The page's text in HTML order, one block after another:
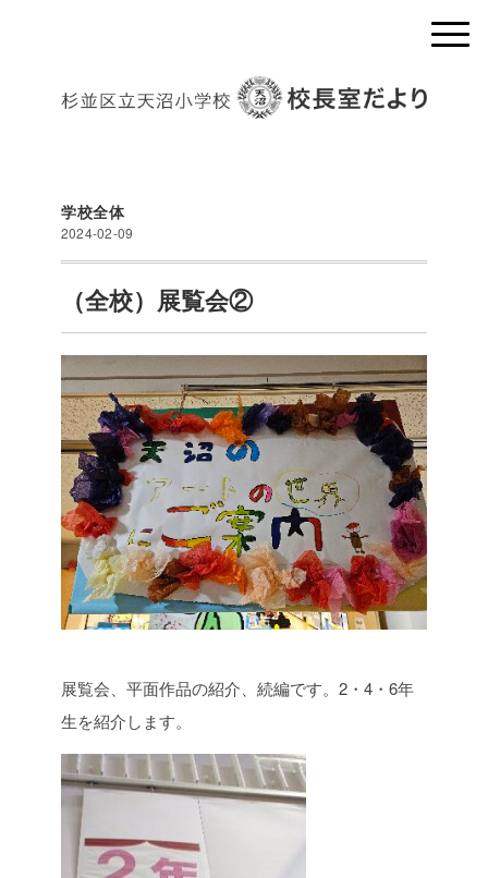
学校全体
2024-02-09
（全校）展覧会②
展覧会、平面作品の紹介、続編です。2・4・6年
生を紹介します。